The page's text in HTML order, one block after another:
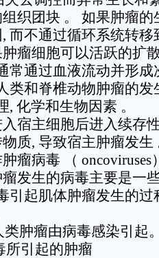
织团块 。 如果肿瘤
而不通过循环系统转移
瘤细胞可以活跃的扩
常通过血液流动并形成
类和脊椎动物肿瘤的
, 化学和生物因素 。
宿主细胞后进入续存
质, 导致宿主肿瘤发生
瘤病毒 （ oncoviruses
发生的病毒主要是一
引起肌体肿瘤发生的过
肿瘤由病毒感染引起
所引起的肿瘤